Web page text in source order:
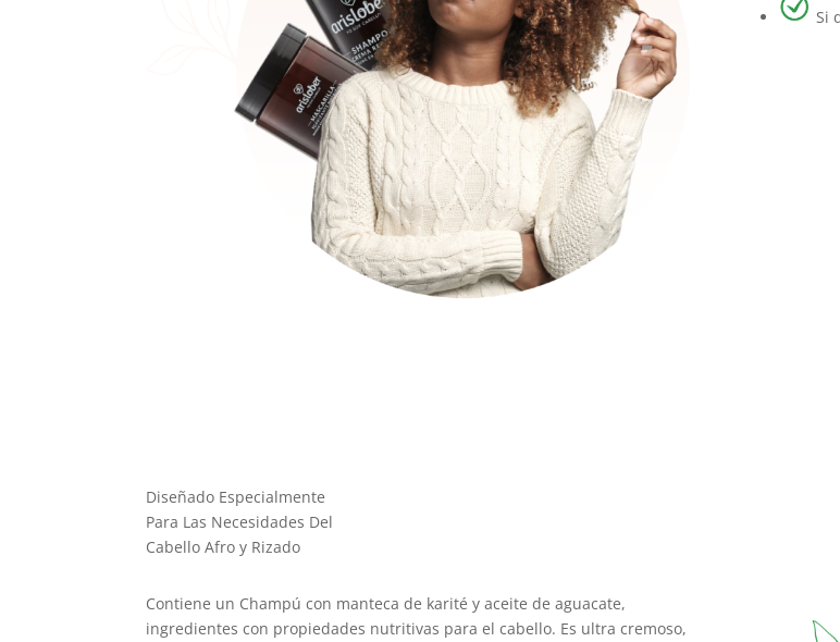
Si
Diseñado Especialmente
Para Las Necesidades Del
Cabello Afro y Rizado
Contiene un Champú con manteca de karité y aceite de aguacate,
ingredientes con propiedades nutritivas para el cabello. Es ultra cremoso,